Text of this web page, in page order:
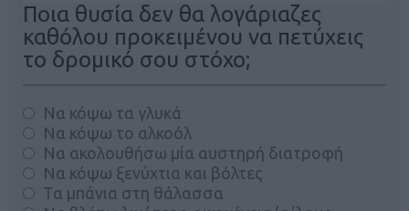
Ποια θυσία δεν θα λογάριαζες
καθόλου προκειμένου να πετύχεις
το δρομικό σου στόχο;
Να κόψω τα γλυκά
Να κόψω το αλκοόλ
Να ακολουθήσω μία αυστηρή διατροφή
Να κόψω ξενύχτια και βόλτες
Τα μπάνια στη θάλασσα